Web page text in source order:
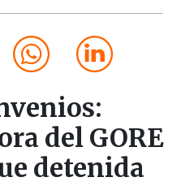
del GORE
detenida